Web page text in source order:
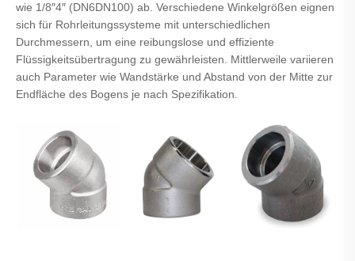
wie 1/8″4″ (DN6DN100) ab. Verschiedene Winkelgrößen eignen
sich für Rohrleitungssysteme mit unterschiedlichen
Durchmessern, um eine reibungslose und effiziente
Flüssigkeitsübertragung zu gewährleisten. Mittlerweile variieren
auch Parameter wie Wandstärke und Abstand von der Mitte zur
Endfläche des Bogens je nach Spezifikation.